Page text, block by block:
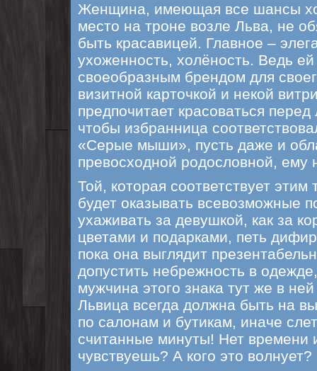
Женщина, имеющая все шансы
место на троне возле Льва, не
быть красавицей. Главное –
ухоженность, холёность. Ведь
своеобразным брендом для
визитной карточкой и некой
предпочитает красоваться
чтобы избранница
«Серые мыши», пусть даже и
превосходной родословной, ему
Той, которая соответствует
будет оказывать всевозможные
ухаживать за девушкой, как за
цветами и подарками, петь
пока она выглядит
допустить небрежность в
мужчина этого знака тут же в
Львица всегда должна быть на
по салонам и бутикам, иначе
считанные минуты! Нет времени
чувствуешь? А кого это волнует?